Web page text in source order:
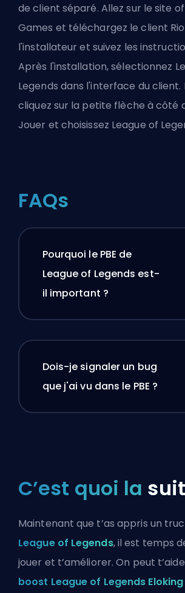
de client séparé. Allez sur le site
Games et téléchargez le client
l'installateur et suivez les
Après l'installation, sélectionnez
Legends dans l'interface du client.
cliquez sur la petite flèche à côté
Jouer et choisissez League of
FAQs
Pourquoi le PBE de
League of Legends est-
il important ?
Dois-je signaler un bug
que j'ai vu dans le PBE ?
C’est quoi la
Maintenant que t’as appris un
League of Legends, il est temps
jouer et t’améliorer. On peut
boost League of Legends